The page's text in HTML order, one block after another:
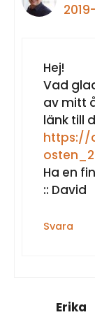
Hej!
Vad
av mitt
länk till
https://
Ha en
:: David
Svara
Erika